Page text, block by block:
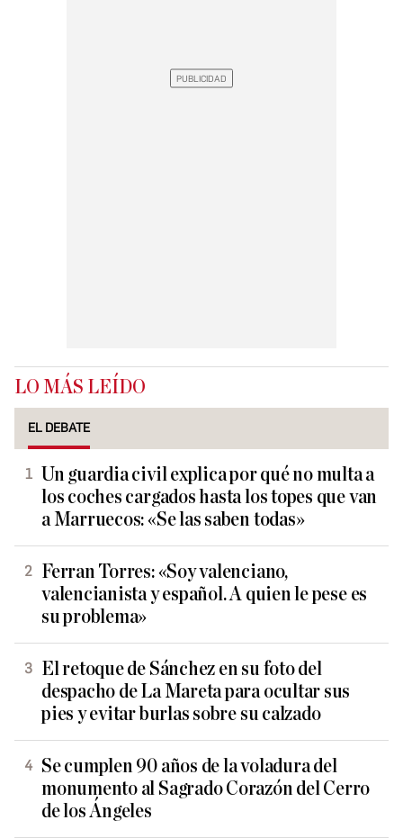
LO MÁS LEÍDO
EL DEBATE
Un guardia civil explica por qué no multa a
los coches cargados hasta los topes que van
a Marruecos: «Se las saben todas»
Ferran Torres: «Soy valenciano,
valencianista y español. A quien le pese es
su problema»
El retoque de Sánchez en su foto del
despacho de La Mareta para ocultar sus
pies y evitar burlas sobre su calzado
Se cumplen 90 años de la voladura del
monumento al Sagrado Corazón del Cerro
de los Ángeles